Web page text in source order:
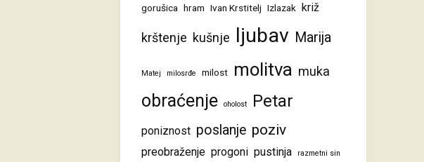
gorušica hram Ivan Krstitelj Izlazak križ
krštenje kušnje ljubav Marija
Matej milosrđe milost molitva muka
obraćenje oholost Petar
poniznost poslanje poziv
preobraženje progoni pustinja razmetni sin